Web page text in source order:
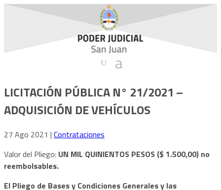
LICITACIÓN PÚBLICA N° 21/2021 –
ADQUISICIÓN DE VEHÍCULOS
27 Ago 2021 | Contrataciones
Valor del Pliego: UN MIL QUINIENTOS PESOS ($ 1.500,00) no
reembolsables.
El Pliego de Bases y Condiciones Generales y las